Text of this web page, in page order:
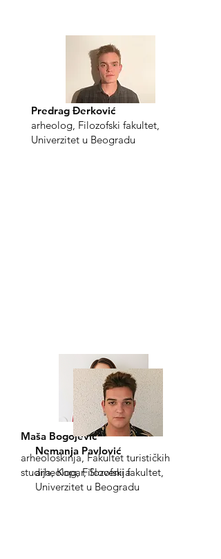
Predrag Đerković
arheolog, Filozofski fakultet,
Univerzitet u Beogradu
Maša Bogojević
arheološkinja, Fakultet turističkih
studija, Kopar, Slovenija
Nemanja Pavlović
arheolog, Filozofski fakultet,
Univerzitet u Beogradu